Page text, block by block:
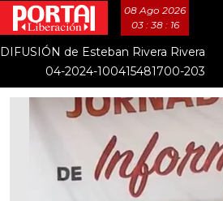
08 Ago 2026
03 : 38 : 17
DIFUSIÓN de Esteban Rivera Rivera
04-2024-100415481700-203